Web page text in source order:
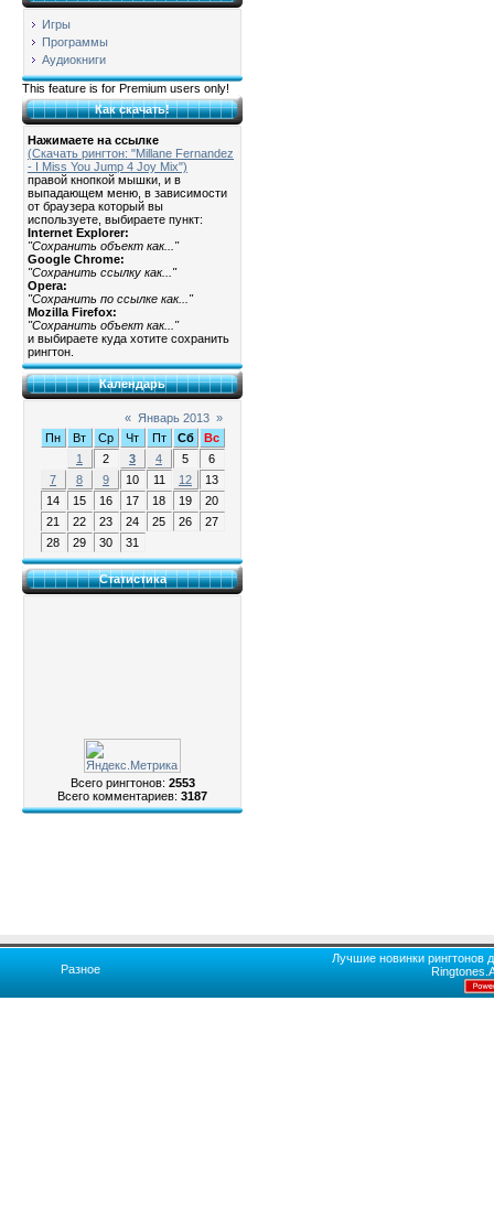
Игры
Программы
Аудиокниги
This feature is for Premium users only!
Как скачать!
Нажимаете на ссылке
(Скачать рингтон: "Millane Fernandez
- I Miss You Jump 4 Joy Mix")
правой кнопкой мышки, и в
выпадающем меню, в зависимости
от браузера который вы
используете, выбираете пункт:
Internet Explorer:
"Сохранить объект как..."
Google Chrome:
"Сохранить ссылку как..."
Opera:
"Сохранить по ссылке как..."
Mozilla Firefox:
"Сохранить объект как..."
и выбираете куда хотите сохранить
рингтон.
Календарь
« Январь 2013 »
Пн
Вт Ср Чт Пт Сб
Вс
1
2 3 4 5
6
7
8 9 10 11 12
13
14
15 16 17 18 19
20
21
22 23 24 25 26
27
28
29 30 31
Статистика
Всего рингтонов: 2553
Всего комментариев: 3187
Разное
Лучшие новинки рингтонов